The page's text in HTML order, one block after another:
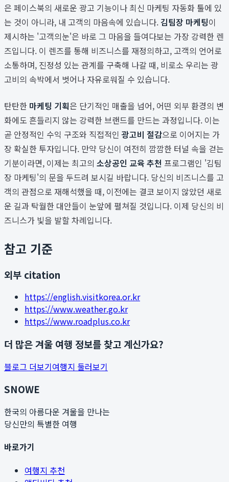
은 페이스북의 새로운 광고 기능이나 최신 마케팅 자동화 툴에 있
는 것이 아니라, 내 고객의 마음속에 있습니다. 김팀장 마케팅이
제시하는 '고객의눈'은 바로 그 마음을 들여다보는 가장 강력한 렌
즈입니다. 이 렌즈를 통해 비즈니스를 재정의하고, 고객의 언어로
소통하며, 진정성 있는 관계를 구축해 나갈 때, 비로소 우리는 광
고비의 속박에서 벗어나 자유로워질 수 있습니다.
탄탄한 마케팅 기획은 단기적인 매출을 넘어, 어떤 외부 환경의 변
화에도 흔들리지 않는 강력한 브랜드를 만드는 과정입니다. 이는
곧 안정적인 수익 구조와 직접적인광고비 절감으로 이어지는 가
장 확실한 투자입니다. 만약 당신이 여전히 깜깜한 터널 속을 걷는
기분이라면, 이제는 최고의 소상공인 교육 추천 프로그램인 '김팀
장 마케팅'의 문을 두드려 보시길 바랍니다. 당신의 비즈니스를 고
객의 관점으로 재해석했을 때, 이전에는 결코 보이지 않았던 새로
운 길과 탁월한 대안들이 눈앞에 펼쳐질 것입니다. 이제 당신의 비
즈니스가 빛을 발할 차례입니다.
참고 기준
외부 citation
https://english.visitkorea.or.kr
https://www.weather.go.kr
https://www.roadplus.co.kr
더 많은 겨울 여행 정보를 찾고 계신가요?
블로그 더보기여행지 둘러보기
SNOWE
한국의 아름다운 겨울을 만나는
당신만의 특별한 여행
바로가기
여행지 추천